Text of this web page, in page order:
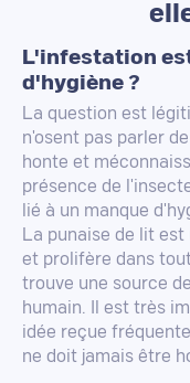
L'infestation
d'hygiène ?
La question est
n'osent pas parler
honte et
présence de
lié à un manque
La punaise de lit
et prolifère dans
trouve une source
humain. Il est très
idée reçue
ne doit jamais être